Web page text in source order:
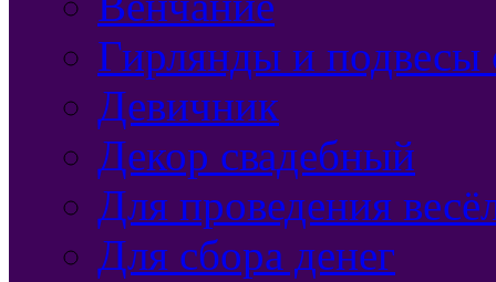
Гирлянды и подвесы
Девичник
Декор свадебный
Для проведения
Для сбора денег